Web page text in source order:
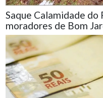
Saque Calamidade do
moradores de Bom